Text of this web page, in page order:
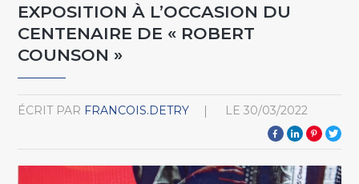
EXPOSITION À L’OCCASION DU
CENTENAIRE DE « ROBERT
COUNSON »
ÉCRIT PAR FRANCOIS.DETRY LE 30/03/2022